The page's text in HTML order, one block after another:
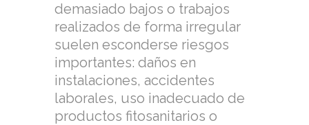
demasiado bajos o trabajos
realizados de forma irregular
suelen esconderse riesgos
importantes: daños en
instalaciones, accidentes
laborales, uso inadecuado de
productos fitosanitarios o